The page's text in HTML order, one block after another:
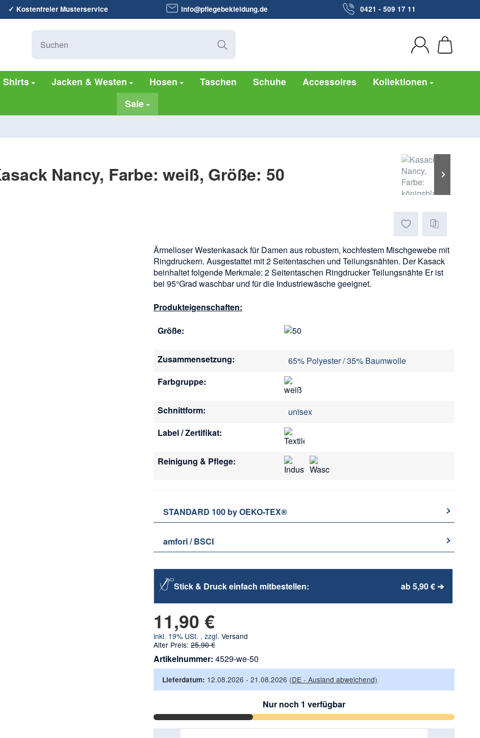
✓ Kostenfreier Musterservice info@pflegebekleidung.de 0421 - 509 17 11
Shirts Jacken & Westen Hosen Taschen Schuhe Accessoires
Kollektionen
Sale
Nancy, Farbe: weiß, Größe: 50
Ärmelloser Westenkasack für Damen aus robustem, kochfestem Mischgewebe mit
Ringdruckern. Ausgestattet mit 2 Seitentaschen und Teilungsnähten. Der Kasack
beinhaltet folgende Merkmale: 2 Seitentaschen Ringdrucker Teilungsnähte Er ist
bei 95°Grad waschbar und für die Industriewäsche geeignet.
Produkteigenschaften:
Größe:
Zusammensetzung:
65% Polyester / 35% Baumwolle
Farbgruppe:
Schnittform:
unisex
Label / Zertifikat:
Reinigung & Pflege:
STANDARD 100 by OEKO-TEX®
amfori / BSCI
Stick & Druck einfach mitbestellen: ab 5,90 € ➔
11,90 €
inkl. 19% USt. , zzgl. Versand
Alter Preis: 25,90 €
Artikelnummer: 4529-we-50
Lieferdatum: 12.08.2026 - 21.08.2026 (DE - Ausland abweichend)
Nur noch 1 verfügbar